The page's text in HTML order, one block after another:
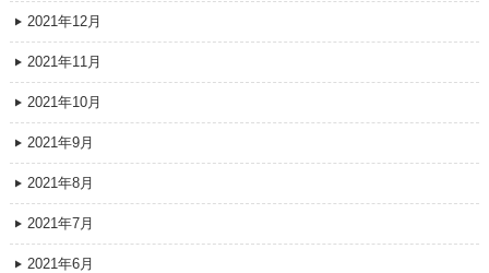
2021年12月
2021年11月
2021年10月
2021年9月
2021年8月
2021年7月
2021年6月